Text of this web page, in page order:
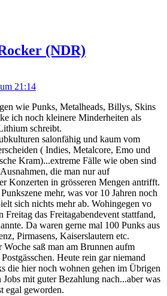
(NDR)
21:14
wie Punks, Metalheads, Billys, Skins
ich noch kleinere Minderheiten als
schreibt.
salonfähig und kaum vom
( Indies, Metalcore, Emo und
Kram)...extreme Fälle wie oben sind
die man nur auf
Konzerten in grösseren Mengen antrifft.
mehr, was vor 10 Jahren noch
sich nichts mehr ab. Wohingegen vo
Freitag das Freitagabendevent stattfand,
Da waren gerne mal 100 Punks aus
Pirmasens, Kaiserslautern etc.
Woche saß man am Brunnen aufm
Heute rein gar niemand
die hier noch wohnen gehen im Übrigen
mit guter Bezahlung nach...aber was
egal geworden.